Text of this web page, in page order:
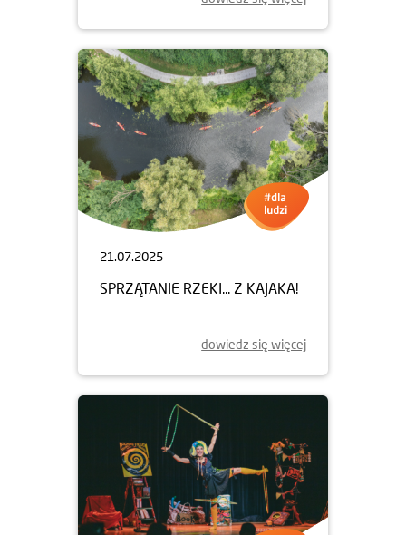
21.07.2025
SPRZĄTANIE RZEKI... Z KAJAKA!
dowiedz się więcej